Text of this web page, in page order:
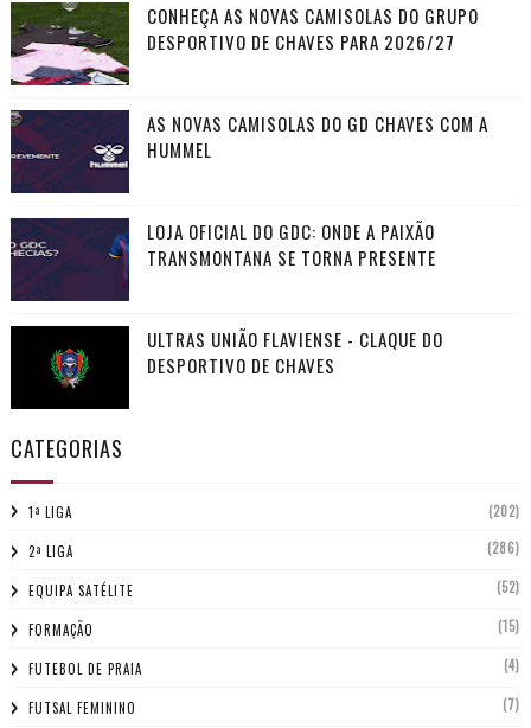
CONHEÇA AS NOVAS CAMISOLAS DO GRUPO
DESPORTIVO DE CHAVES PARA 2026/27
AS NOVAS CAMISOLAS DO GD CHAVES COM A
HUMMEL
LOJA OFICIAL DO GDC: ONDE A PAIXÃO
TRANSMONTANA SE TORNA PRESENTE
ULTRAS UNIÃO FLAVIENSE - CLAQUE DO
DESPORTIVO DE CHAVES
CATEGORIAS
1ª LIGA (202)
2ª LIGA (286)
EQUIPA SATÉLITE (52)
FORMAÇÃO (15)
FUTEBOL DE PRAIA (4)
FUTSAL FEMININO (7)